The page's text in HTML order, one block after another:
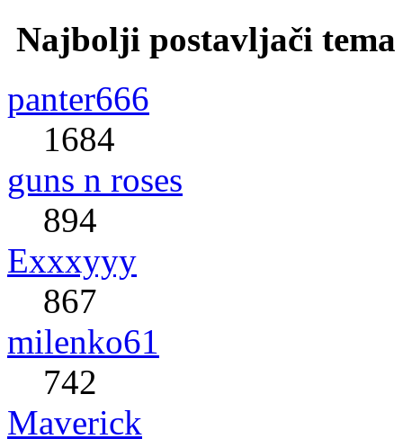
Najbolji postavljači tema
panter666
1684
guns n roses
894
Exxxyyy
867
milenko61
742
Maverick